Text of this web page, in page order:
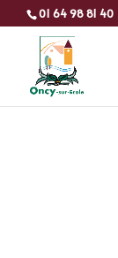
01 64 98 81 40